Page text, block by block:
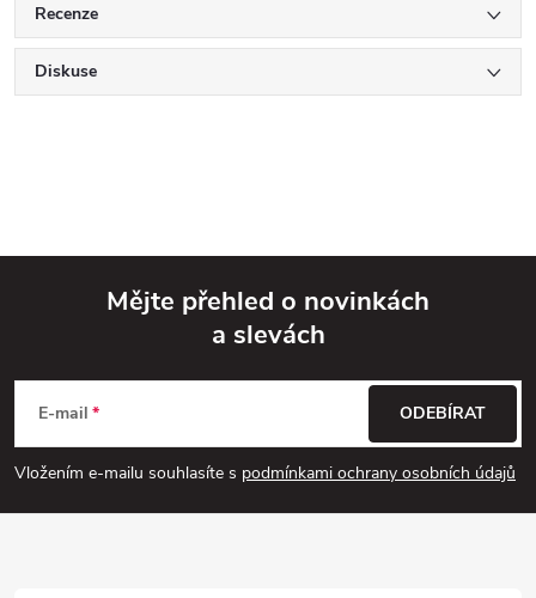
Recenze
Diskuse
p
a
Mějte přehled o novinkách
a slevách
E-mail
Vložením e-mailu souhlasíte s podmínkami ochrany osobních údajů
ODEBÍRAT